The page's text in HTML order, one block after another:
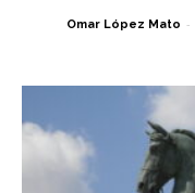
Omar López Mato -